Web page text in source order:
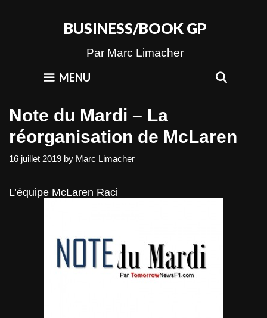
BUSINESS/BOOK GP
Par Marc Limacher
MENU
Note du Mardi – La
réorganisation de McLaren
16 juillet 2019 by Marc Limacher
L’équipe McLaren Raci